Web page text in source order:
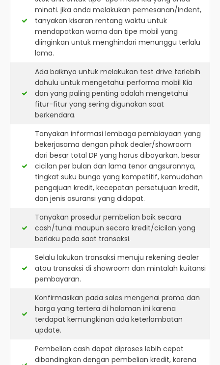
minati. jika anda melakukan pemesanan/indent,
tanyakan kisaran rentang waktu untuk
mendapatkan warna dan tipe mobil yang
diinginkan untuk menghindari menunggu terlalu
lama.
Ada baiknya untuk melakukan test drive terlebih
dahulu untuk mengetahui performa mobil Kia
dan yang paling penting adalah mengetahui
fitur-fitur yang sering digunakan saat
berkendara.
Tanyakan informasi lembaga pembiayaan yang
bekerjasama dengan pihak dealer/showroom
dari besar total DP yang harus dibayarkan, besar
cicilan per bulan dan lama tenor angsurannya,
tingkat suku bunga yang kompetitif, kemudahan
pengajuan kredit, kecepatan persetujuan kredit,
dan jenis asuransi yang didapat.
Tanyakan prosedur pembelian baik secara
cash/tunai maupun secara kredit/cicilan yang
berlaku pada saat transaksi.
Selalu lakukan transaksi menuju rekening dealer
atau transaksi di showroom dan mintalah kuitansi
pembayaran.
Konfirmasikan pada sales mengenai promo dan
harga yang tertera di halaman ini karena
terdapat kemungkinan ada keterlambatan
update.
Pembelian cash dapat diproses lebih cepat
dibandingkan dengan pembelian kredit, karena